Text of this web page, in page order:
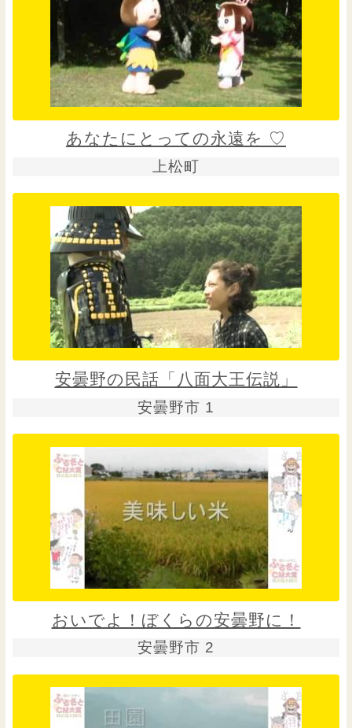
あなたにとっての永遠を ♡
上松町
安曇野の民話「八面大王伝説」
安曇野市 1
おいでよ！ぼくらの安曇野に！
安曇野市 2